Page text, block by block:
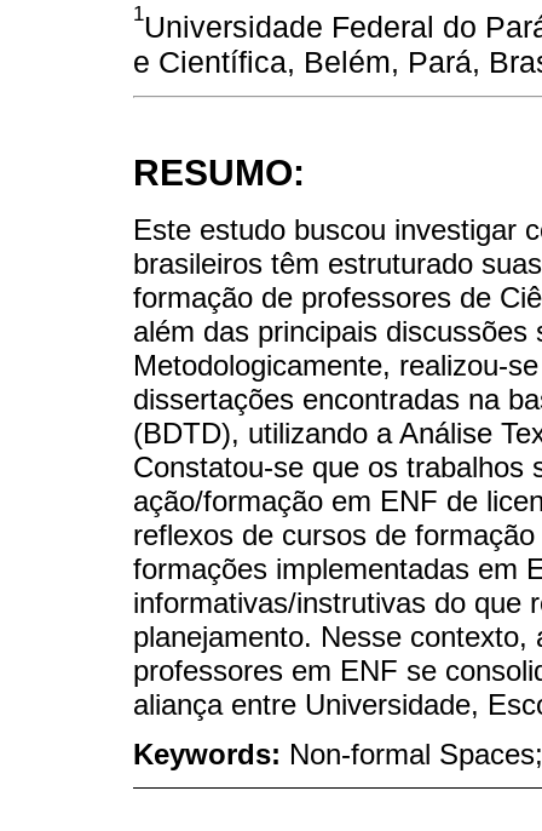
1Universidade Federal do
e Científica, Belém, Pará,
RESUMO:
Este estudo buscou investigar
brasileiros têm estruturado
formação de professores de
além das principais discussões
Metodologicamente, realizou-
dissertações encontradas na
(BDTD), utilizando a Análise
Constatou-se que os trabalhos
ação/formação em ENF de
reflexos de cursos de
formações implementadas em
informativas/instrutivas do que
planejamento. Nesse
professores em ENF se
aliança entre Universidade,
Keywords: Non-formal